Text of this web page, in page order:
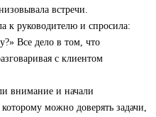
встречи.
к руководителю и спросила:
Все дело в том, что
с клиентом
внимание и начали
можно доверять задачи,